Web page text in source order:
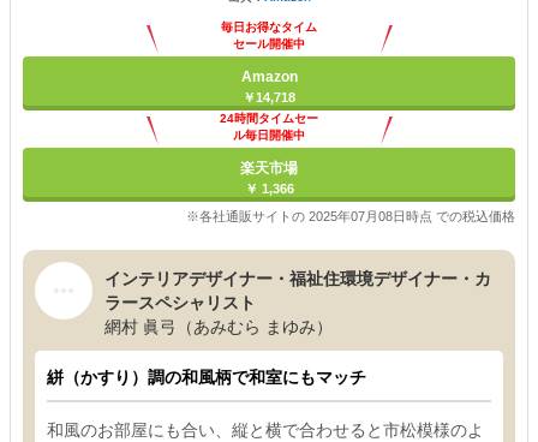
毎日お得なタイム
セール開催中
Amazon
￥14,718
24時間タイムセー
ル毎日開催中
楽天市場
￥ 1,366
※各社通販サイトの 2025年07月08日時点 での税込価格
インテリアデザイナー・福祉住環境デザイナー・カ
ラースペシャリスト
網村 眞弓（あみむら まゆみ）
絣（かすり）調の和風柄で和室にもマッチ
和風のお部屋にも合い、縦と横で合わせると市松模様のよ